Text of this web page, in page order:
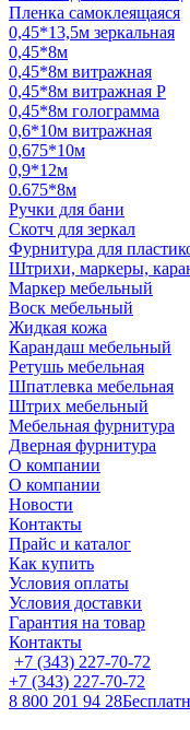
Пленка самоклеящаяся
0,45*13,5м зеркальная
0,45*8м
0,45*8м витражная
0,45*8м витражная Р
0,45*8м голограмма
0,6*10м витражная
0,675*10м
0,9*12м
0.675*8м
Ручки для бани
Скотч для зеркал
Фурнитура для
Штрихи, маркеры,
Маркер мебельный
Воск мебельный
Жидкая кожа
Карандаш мебельный
Ретушь мебельная
Шпатлевка мебельная
Штрих мебельный
Мебельная фурнитура
Дверная фурнитура
О компании
О компании
Новости
Контакты
Прайс и каталог
Как купить
Условия оплаты
Условия доставки
Гарантия на товар
Контакты
+7 (343) 227-70-72
+7 (343) 227-70-72
8 800 201 94 28